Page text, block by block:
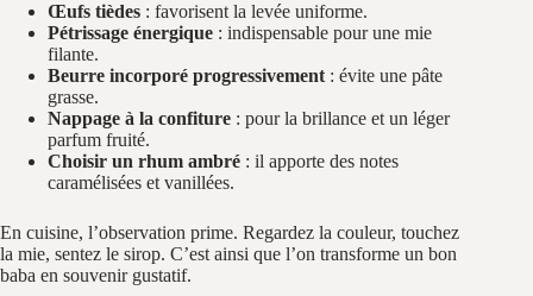
Œufs tièdes : favorisent la levée uniforme.
Pétrissage énergique : indispensable pour une mie
filante.
Beurre incorporé progressivement : évite une pâte
grasse.
Nappage à la confiture : pour la brillance et un léger
parfum fruité.
Choisir un rhum ambré : il apporte des notes
caramélisées et vanillées.
En cuisine, l’observation prime. Regardez la couleur, touchez
la mie, sentez le sirop. C’est ainsi que l’on transforme un bon
baba en souvenir gustatif.